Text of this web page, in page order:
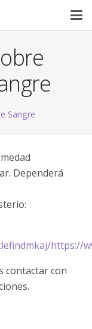
Sangre
Dependerá
https://
contactar con